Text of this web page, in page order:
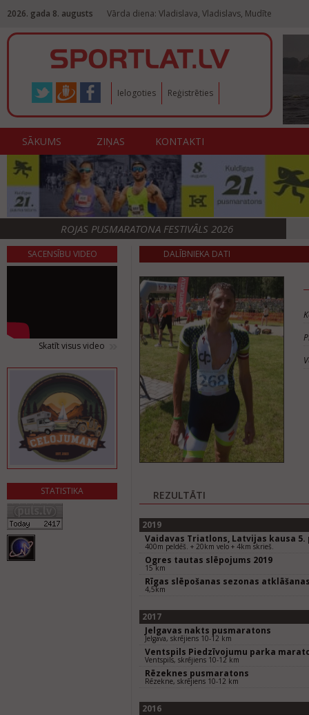
2026. gada 8. augusts Vārda diena: Vladislava, Vladislavs, Mudīte
Ielogoties Reģistrēties
SĀKUMS ZIŅAS KONTAKTI
ROJAS PUSMARATONA FESTIVĀLS 2026
SACENSĪBU VIDEO
Skatīt visus video
STATISTIKA
DALĪBNIEKA DATI
REZULTĀTI
2019
Vaidavas Triatlons, Latvijas kausa 5.
400m peldēš. + 20km velo + 4km skrieš.
Ogres tautas slēpojums 2019
15 km
Rīgas slēpošanas sezonas
4,5km
2017
Jelgavas nakts pusmaratons
Jelgava, skrējiens 10-12 km
Ventspils Piedzīvojumu parka
Ventspils, skrējiens 10-12 km
Rēzeknes pusmaratons
Rēzekne, skrējiens 10-12 km
2016